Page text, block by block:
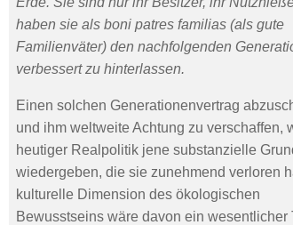
haben sie als boni patres familias (als gute
Familienväter) den nachfolgenden
verbessert zu hinterlassen.
Einen solchen Generationenvertrag
und ihm weltweite Achtung zu verschaffen,
heutiger Realpolitik jene substanzielle
wiedergeben, die sie zunehmend verloren
kulturelle Dimension des ökologischen
Bewusstseins wäre davon ein wesentlicher